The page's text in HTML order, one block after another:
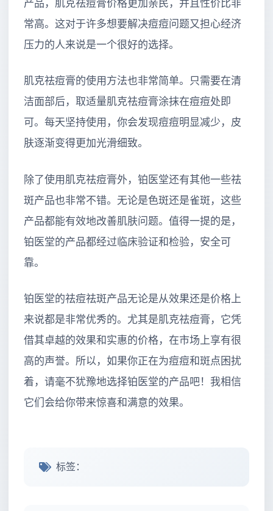
产品，肌克祛痘膏价格更加亲民，并且性价比非
常高。这对于许多想要解决痘痘问题又担心经济
压力的人来说是一个很好的选择。
肌克祛痘膏的使用方法也非常简单。只需要在清
洁面部后，取适量肌克祛痘膏涂抹在痘痘处即
可。每天坚持使用，你会发现痘痘明显减少，皮
肤逐渐变得更加光滑细致。
除了使用肌克祛痘膏外，铂医堂还有其他一些祛
斑产品也非常不错。无论是色斑还是雀斑，这些
产品都能有效地改善肌肤问题。值得一提的是，
铂医堂的产品都经过临床验证和检验，安全可
靠。
铂医堂的祛痘祛斑产品无论是从效果还是价格上
来说都是非常优秀的。尤其是肌克祛痘膏，它凭
借其卓越的效果和实惠的价格，在市场上享有很
高的声誉。所以，如果你正在为痘痘和斑点困扰
着，请毫不犹豫地选择铂医堂的产品吧！我相信
它们会给你带来惊喜和满意的效果。
标签：